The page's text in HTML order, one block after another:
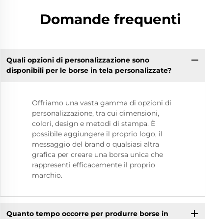
Domande frequenti
Quali opzioni di personalizzazione sono
disponibili per le borse in tela personalizzate?
Offriamo una vasta gamma di opzioni di
personalizzazione, tra cui dimensioni,
colori, design e metodi di stampa. È
possibile aggiungere il proprio logo, il
messaggio del brand o qualsiasi altra
grafica per creare una borsa unica che
rappresenti efficacemente il proprio
marchio.
Quanto tempo occorre per produrre borse in